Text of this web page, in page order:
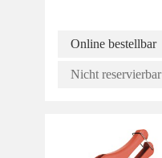
Online bestellbar
Nicht reservierbar